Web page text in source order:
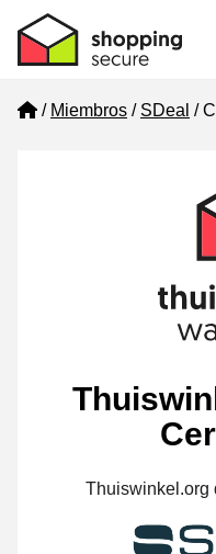
Home
Miembros SDeal
Thuiswinkel.org